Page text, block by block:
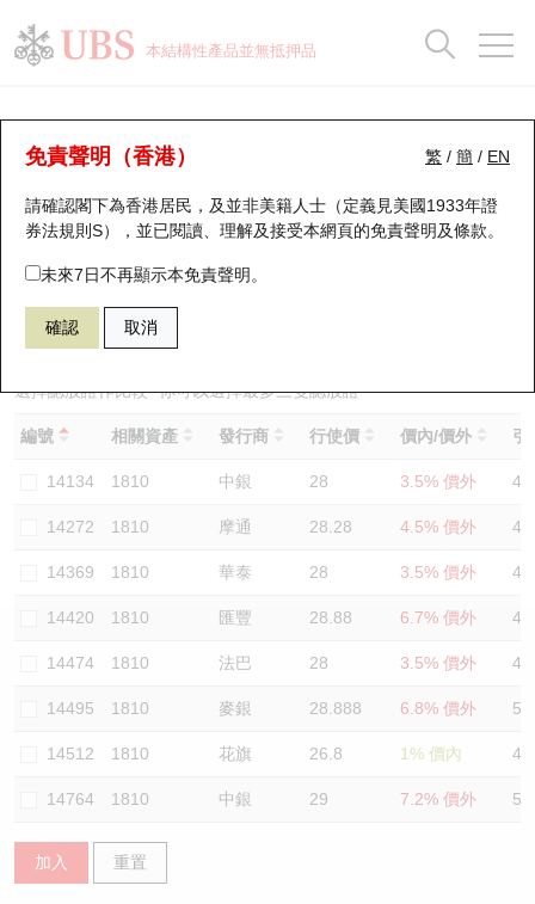
本結構性產品並無抵押品
繁 / 簡 / EN
免責聲明（香港）
請確認閣下為香港居民，及並非美籍人士（定義見美國1933年證
券法規則S），並已閱讀、理解及接受本網頁的免責聲明及條款。
未來7日不再顯示本免責聲明。
確認 取消
認股證分析儀
表現 街貨統計 比較
14455 瑞銀認購 1810 小米集團
選擇認股證作比較*你可以選擇最多三隻認股證
編號 相關資產 發行商 行使價 價內/價外 引
14134 1810 中銀 28 3.5% 價外
14272 1810 摩通 28.28 4.5% 價外
14369 1810 華泰 28 3.5% 價外
14420 1810 匯豐 28.88 6.7% 價外
14474 1810 法巴 28 3.5% 價外
14495 1810 麥銀 28.888 6.8% 價外
14512 1810 花旗 26.8 1% 價內
14764 1810 中銀 29 7.2% 價外
加入 重置
瑞銀認股證一覽
新發行瑞銀認股證
即將到期認股證
認股證到期結算價查詢
認股證分析儀
認股證速算機
認股證/牛熊證日誌
認股證文件及公告
街貨統計
比較
牛熊全景快搜
牛熊證搜尋
牛熊證街貨分佈圖
正股牛熊證列表
新發行瑞銀牛熊證
已收回牛熊證剩餘價值
牛熊證到期結算價查詢
牛熊證分析儀
牛熊證文件及公告
牛熊證文件及公告 (瑞信)
街貨統計
比較
十大升幅/跌幅
十大認股證成交分佈
十天股證佔大市成交
資金流
街貨統計
三十大平均引伸波幅
正股分析儀
二十大活躍股份
恒指成份股
國指成份股
科指成份股
相關資產沽空
中資ETFs溢價比較
AH 股價對照
ADR
收市競價變化
持股比重
顯示所有持股比重
每月輪證大市專題
輪證專欄
講座及教育短片
認股證投資者教育
牛熊證投資者教育
認股證牛熊證常問問題